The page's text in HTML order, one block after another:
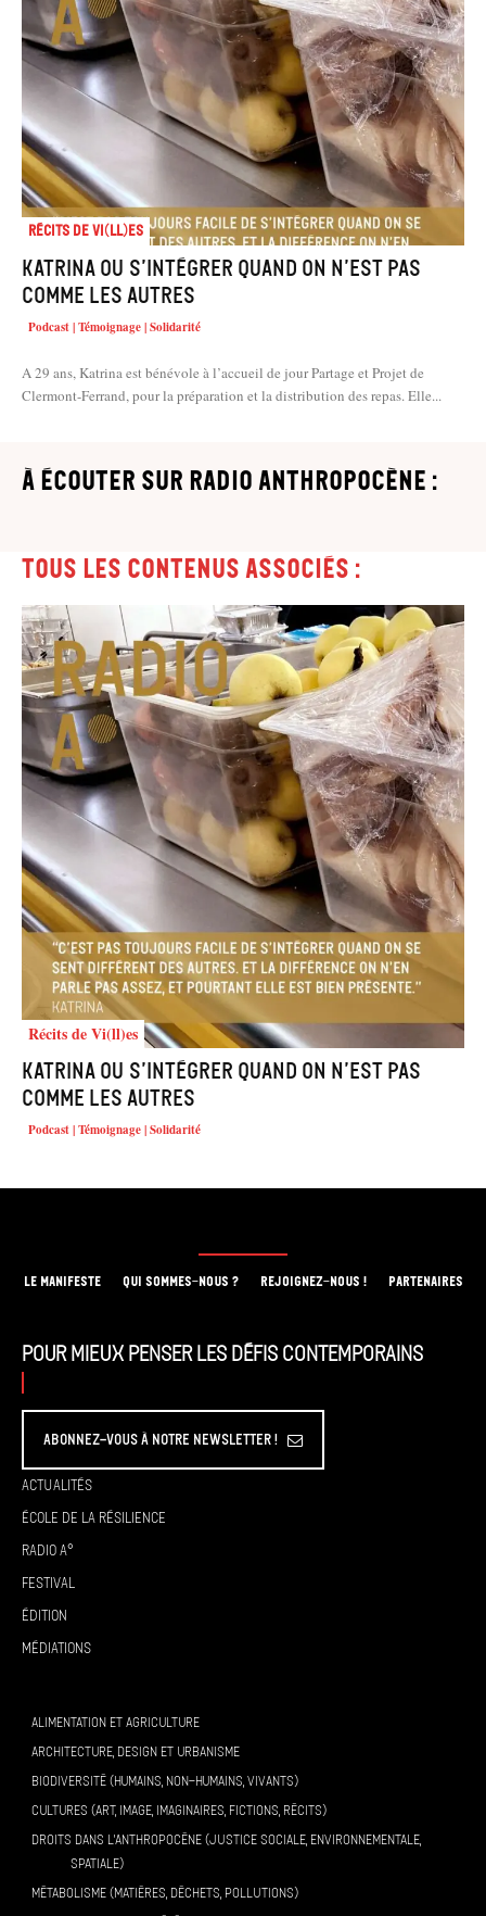
Récits de Vi(ll)es
Katrina ou s’intégrer quand on n’est pas
comme les autres
Podcast | Témoignage | Solidarité
A 29 ans, Katrina est bénévole à l’accueil de jour Partage et Projet de
Clermont-Ferrand, pour la préparation et la distribution des repas. Elle...
à écouter sur Radio Anthropocène :
Tous les contenus associés :
Récits de Vi(ll)es
Katrina ou s’intégrer quand on n’est pas
comme les autres
Podcast | Témoignage | Solidarité
LE MANIFESTE QUI SOMMES-NOUS ? REJOIGNEZ-NOUS ! PARTENAIRES
Pour mieux penser les défis contemporains
Abonnez-vous à Notre Newsletter !
Actualités
École de la résilience
Radio A°
Festival
Édition
Médiations
ALIMENTATION ET AGRICULTURE
ARCHITECTURE, DESIGN ET URBANISME
BIODIVERSITÉ (HUMAINS, NON-HUMAINS, VIVANTS)
CULTURES (ART, IMAGE, IMAGINAIRES, FICTIONS, RÉCITS)
DROITS DANS L’ANTHROPOCÈNE (JUSTICE SOCIALE, ENVIRONNEMENTALE,
SPATIALE)
MÉTABOLISME (MATIÈRES, DÉCHETS, POLLUTIONS)